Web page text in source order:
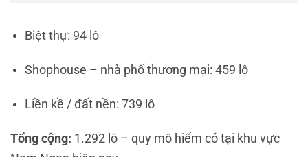
Biệt thự: 94 lô
Shophouse – nhà phố thương mại: 459 lô
Liền kề / đất nền: 739 lô
Tổng cộng: 1.292 lô – quy mô hiếm có tại khu vực